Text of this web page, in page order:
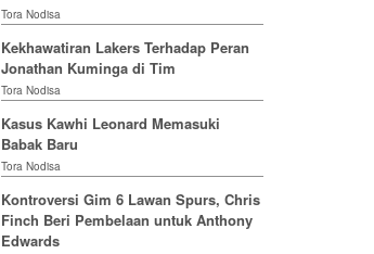
Tora Nodisa
Kekhawatiran Lakers Terhadap Peran
Jonathan Kuminga di Tim
Tora Nodisa
Kasus Kawhi Leonard Memasuki
Babak Baru
Tora Nodisa
Kontroversi Gim 6 Lawan Spurs, Chris
Finch Beri Pembelaan untuk Anthony
Edwards